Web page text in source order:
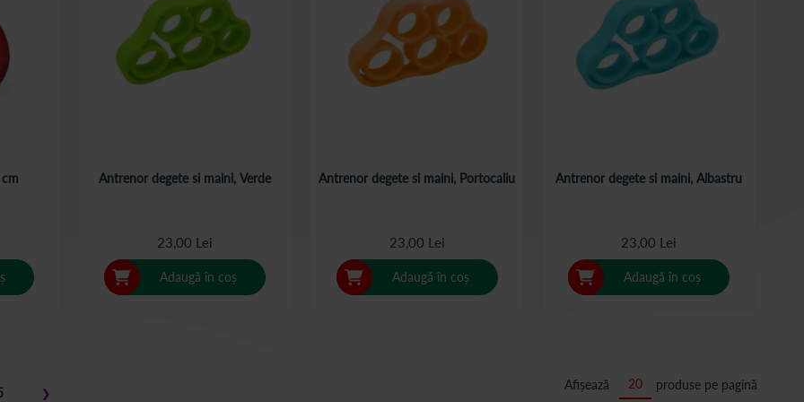
Antrenor degete si maini, Verde
23,00 Lei
Adaugă în coș
Antrenor degete si maini, Portocaliu
23,00 Lei
Adaugă în coș
Antrenor degete si maini, Albastru
23,00 Lei
Adaugă în coș
❯
Afișează produse pe pagină